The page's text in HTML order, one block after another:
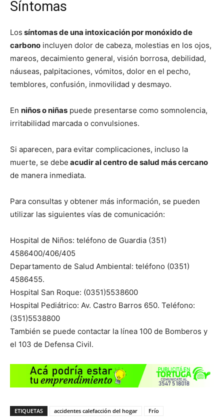
Síntomas
Los síntomas de una intoxicación por monóxido de
carbono incluyen dolor de cabeza, molestias en los ojos,
mareos, decaimiento general, visión borrosa, debilidad,
náuseas, palpitaciones, vómitos, dolor en el pecho,
temblores, confusión, inmovilidad y desmayo.
En niños o niñas puede presentarse como somnolencia,
irritabilidad marcada o convulsiones.
Si aparecen, para evitar complicaciones, incluso la
muerte, se debe acudir al centro de salud más cercano
de manera inmediata.
Para consultas y obtener más información, se pueden
utilizar las siguientes vías de comunicación:
Hospital de Niños: teléfono de Guardia (351)
4586400/406/405
Departamento de Salud Ambiental: teléfono (0351)
4586455.
Hospital San Roque: (0351)5538600
Hospital Pediátrico: Av. Castro Barros 650. Teléfono:
(351)5538800
También se puede contactar la línea 100 de Bomberos y
el 103 de Defensa Civil.
ETIQUETAS accidentes calefacción del hogar
Frío